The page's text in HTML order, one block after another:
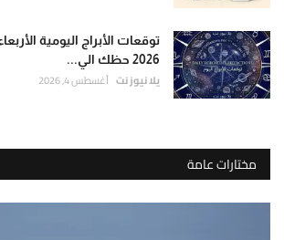
2026 حظك الي...
يلا نيوز نت أغسطس 4, 2026
مختارات عامة